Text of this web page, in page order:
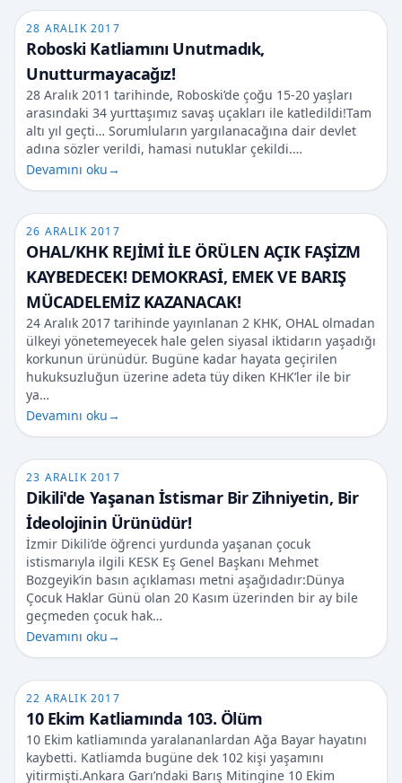
28 ARALIK 2017
Roboski Katliamını Unutmadık,
Unutturmayacağız!
28 Aralık 2011 tarihinde, Roboski’de çoğu 15-20 yaşları
arasındaki 34 yurttaşımız savaş uçakları ile katledildi!Tam
altı yıl geçti… Sorumluların yargılanacağına dair devlet
adına sözler verildi, hamasi nutuklar çekildi.…
Devamını oku→
26 ARALIK 2017
OHAL/KHK REJİMİ İLE ÖRÜLEN AÇIK FAŞİZM
KAYBEDECEK! DEMOKRASİ, EMEK VE BARIŞ
MÜCADELEMİZ KAZANACAK!
24 Aralık 2017 tarihinde yayınlanan 2 KHK, OHAL olmadan
ülkeyi yönetemeyecek hale gelen siyasal iktidarın yaşadığı
korkunun ürünüdür. Bugüne kadar hayata geçirilen
hukuksuzluğun üzerine adeta tüy diken KHK’ler ile bir
ya…
Devamını oku→
23 ARALIK 2017
Dikili'de Yaşanan İstismar Bir Zihniyetin, Bir
İdeolojinin Ürünüdür!
İzmir Dikili’de öğrenci yurdunda yaşanan çocuk
istismarıyla ilgili KESK Eş Genel Başkanı Mehmet
Bozgeyik’in basın açıklaması metni aşağıdadır:Dünya
Çocuk Haklar Günü olan 20 Kasım üzerinden bir ay bile
geçmeden çocuk hak…
Devamını oku→
22 ARALIK 2017
10 Ekim Katliamında 103. Ölüm
10 Ekim katliamında yaralananlardan Ağa Bayar hayatını
kaybetti. Katliamda bugüne dek 102 kişi yaşamını
yitirmişti.Ankara Garı’ndaki Barış Mitingine 10 Ekim